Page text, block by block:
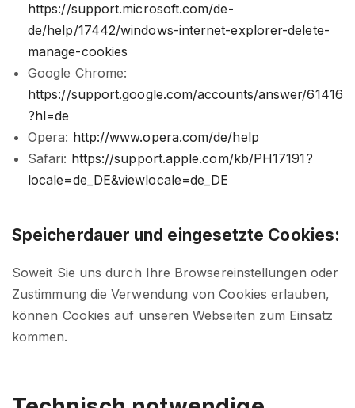
https://support.microsoft.com/de-
de/help/17442/windows-internet-explorer-delete-
manage-cookies
Google Chrome:
https://support.google.com/accounts/answer/61416
?hl=de
Opera: http://www.opera.com/de/help
Safari: https://support.apple.com/kb/PH17191?
locale=de_DE&viewlocale=de_DE
Speicherdauer und eingesetzte Cookies:
Soweit Sie uns durch Ihre Browsereinstellungen oder
Zustimmung die Verwendung von Cookies erlauben,
können Cookies auf unseren Webseiten zum Einsatz
kommen.